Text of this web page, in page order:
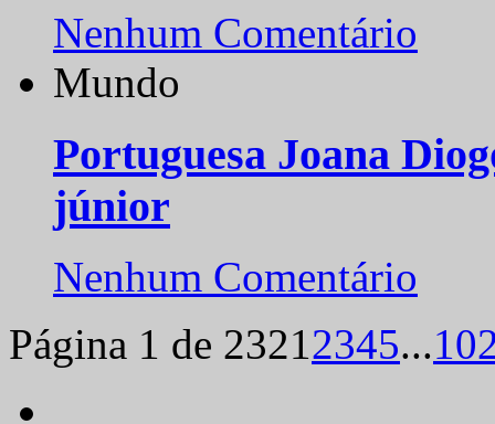
Nenhum Comentário
Mundo
Portuguesa Joana
júnior
Nenhum Comentário
Página 1 de 23212345...10